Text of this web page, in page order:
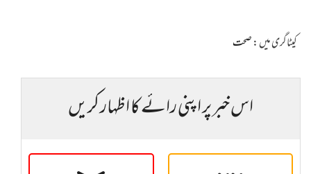
کیٹاگری میں :صحت
اس خبر پر اپنی رائے کا اظہار کریں